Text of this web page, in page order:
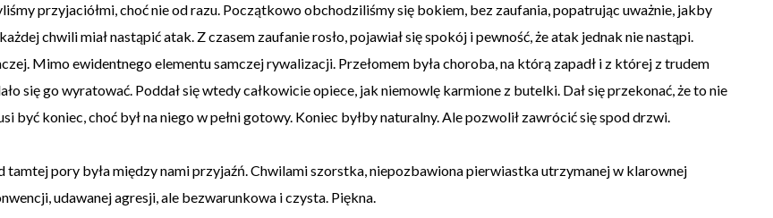
przyjaciółmi, choć nie od razu. Początkowo obchodziliśmy się bokiem, bez zaufania, popatrując uważnie, jakby
chwili miał nastąpić atak. Z czasem zaufanie rosło, pojawiał się spokój i pewność, że atak jednak nie nastąpi.
Mimo ewidentnego elementu samczej rywalizacji. Przełomem była choroba, na którą zapadł i z której z trudem
się go wyratować. Poddał się wtedy całkowicie opiece, jak niemowlę karmione z butelki. Dał się przekonać, że to nie
być koniec, choć był na niego w pełni gotowy. Koniec byłby naturalny. Ale pozwolił zawrócić się spod drzwi.
tamtej pory była między nami przyjaźń. Chwilami szorstka, niepozbawiona pierwiastka utrzymanej w klarownej
udawanej agresji, ale bezwarunkowa i czysta. Piękna.